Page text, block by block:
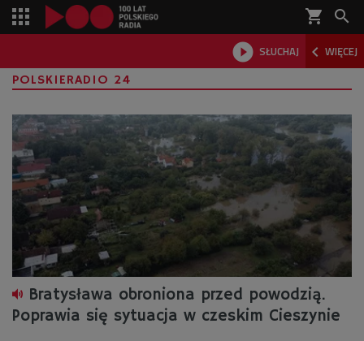
shopping_cart 
 SŁUCHAJ  WIĘCEJ

POLSKIERADIO 24
Bratysława obroniona przed powodzią.
Poprawia się sytuacja w czeskim Cieszynie